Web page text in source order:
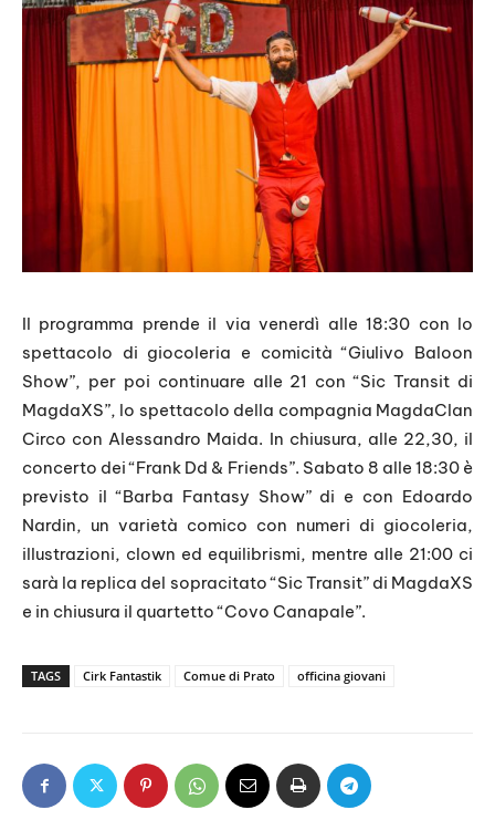
Il programma prende il via venerdì alle 18:30 con lo
spettacolo di giocoleria e comicità “Giulivo Baloon
Show”, per poi continuare alle 21 con “Sic Transit di
MagdaXS”, lo spettacolo della compagnia MagdaClan
Circo con Alessandro Maida. In chiusura, alle 22,30, il
concerto dei “Frank Dd & Friends”. Sabato 8 alle 18:30 è
previsto il “Barba Fantasy Show” di e con Edoardo
Nardin, un varietà comico con numeri di giocoleria,
illustrazioni, clown ed equilibrismi, mentre alle 21:00 ci
sarà la replica del sopracitato “Sic Transit” di MagdaXS
e in chiusura il quartetto “Covo Canapale”.
TAGS Cirk Fantastik Comue di Prato officina giovani